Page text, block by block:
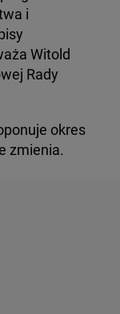
i
Witold
Rady
okres
zmienia.